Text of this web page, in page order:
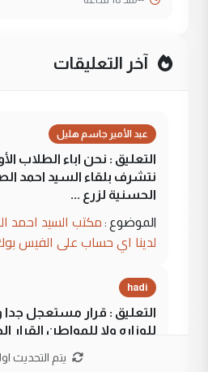
آخر التعليقات
عبد الأمير جاسم هليل
التعليق : نحن اباء الطلاب
نتشرف بلقاء السيد احمد
الحسنية لزرع ...
الموضوع : مكتب السيد احمد
لدينا اي حساب على الفيس
hadi
التعليق : قرار مستعجل
للوزاره ولا للمواطن القرار
يتم التحديث